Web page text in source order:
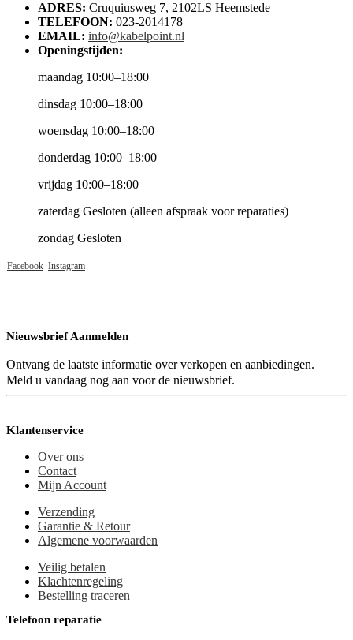
ADRES: Cruquiusweg 7, 2102LS Heemstede
TELEFOON: 023-2014178
EMAIL: info@kabelpoint.nl
Openingstijden:
maandag 10:00–18:00
dinsdag 10:00–18:00
woensdag 10:00–18:00
donderdag 10:00–18:00
vrijdag 10:00–18:00
zaterdag Gesloten (alleen afspraak voor reparaties)
zondag Gesloten
Facebook Instagram
Nieuwsbrief Aanmelden
Ontvang de laatste informatie over verkopen en aanbiedingen.
Meld u vandaag nog aan voor de nieuwsbrief.
Klantenservice
Over ons
Contact
Mijn Account
Verzending
Garantie & Retour
Algemene voorwaarden
Veilig betalen
Klachtenregeling
Bestelling traceren
Telefoon reparatie